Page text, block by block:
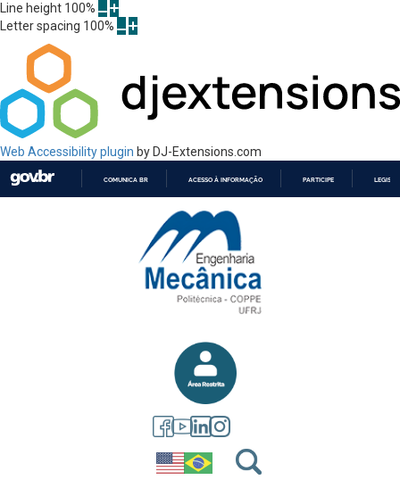
Line height 100%
Letter spacing 100%
Web Accessibility plugin by DJ-Extensions.com
PARA
CONTEÚDO
COMUNICA BR ACESSO À INFORMAÇÃO PARTICIPE